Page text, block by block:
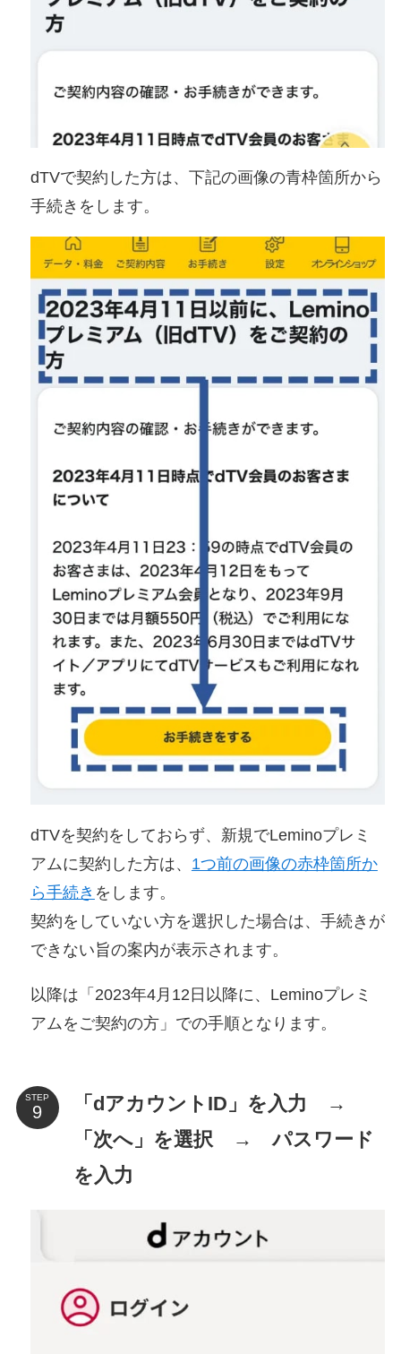
dTVで契約した方は、下記の画像の青枠箇所から
手続きをします。
dTVを契約をしておらず、新規でLeminoプレミ
アムに契約した方は、 1つ前の画像の赤枠箇所か
ら手続き をします。
契約をしていない方を選択した場合は、手続きが
できない旨の案内が表示されます。
以降は「2023年4月12日以降に、Leminoプレミ
アムをご契約の方」での手順となります。
STEP
「dアカウントID」を入力 →
「次へ」を選択 → パスワード
を入力